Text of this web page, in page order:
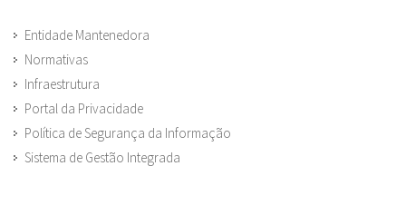
Entidade Mantenedora
Normativas
Infraestrutura
Portal da Privacidade
Política de Segurança da Informação
Sistema de Gestão Integrada